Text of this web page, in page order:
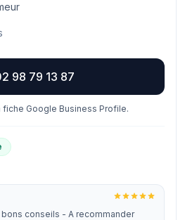
98 79 13 87
fiche Google Business Profile.
conseils - A recommander